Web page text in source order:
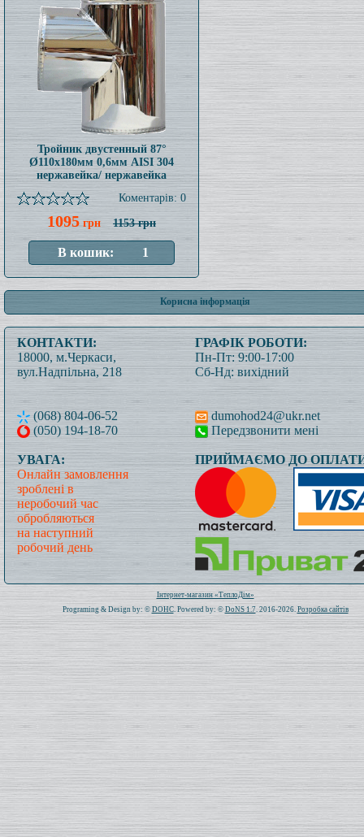
Тройник двустенный 87°
Ø110x180мм 0,6мм AISI 304
нержавейка/ нержавейка
Коментарів: 0
1095 грн 1153 грн
Корисна інформація
КОНТАКТИ:
18000, м.Черкаси,
вул.Надпільна, 218
(068) 804-06-52
(050) 194-18-70
ГРАФІК РОБОТИ:
Пн-Пт: 9:00-17:00
Сб-Нд: вихідний
dumohod24@ukr.net
Передзвонити мені
УВАГА:
Онлайн замовлення
зроблені в
неробочий час
обробляються
на наступний
робочий день
ПРИЙМАЄМО ДО
Інтернет-магазин «ТеплоДім»
Programing & Design by: © DOHC. Powered by: © DoNS 1.7. 2016-2026. Розробка сайтів